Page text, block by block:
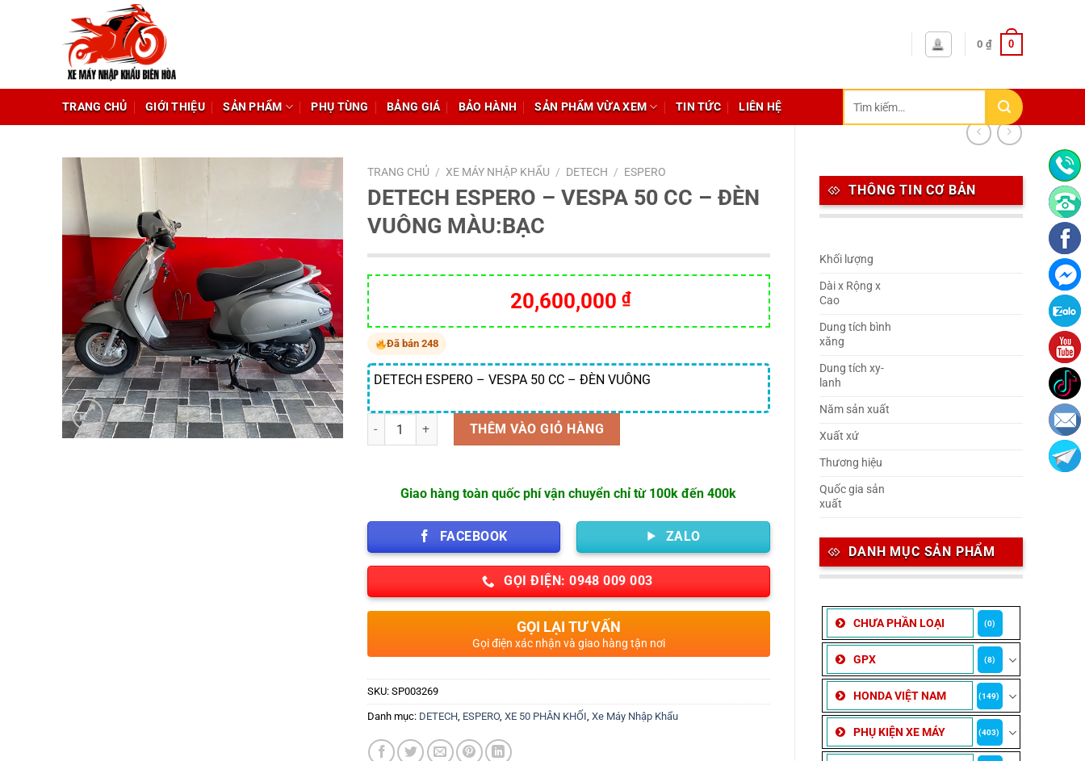
0 ₫ 0
TRANG CHỦ GIỚI THIỆU SẢN PHẨM PHỤ TÙNG BẢNG GIÁ BẢO HÀNH SẢN PHẨM VỪA XEM TIN TỨC LIÊN HỆ
kiếm:
THÔNG TIN CƠ BẢN
Khối lượng
Dài x Rộng x
Cao
Dung tích bình
xăng
Dung tích xy-
lanh
Năm sản xuất
Xuất xứ
Thương hiệu
Quốc gia sản
xuất
DANH MỤC SẢN PHẨM
CHƯA PHẦN LOẠI (0)
GPX (8)
HONDA VIỆT NAM (149)
PHỤ KIỆN XE MÁY (403)
TRANG CHỦ / XE MÁY NHẬP KHẨU / DETECH / ESPERO
DETECH ESPERO – VESPA 50 CC – ĐÈN
VUÔNG MÀU:BẠC
20,600,000 ₫
Đã bán 248
DETECH ESPERO – VESPA 50 CC – ĐÈN VUÔNG
Số lượng THÊM VÀO GIỎ HÀNG
Giao hàng toàn quốc phí vận chuyển chỉ từ 100k đến 400k
FACEBOOK ZALO
GỌI ĐIỆN: 0948 009 003
GỌI LẠI TƯ VẤN
Gọi điện xác nhận và giao hàng tận nơi
SKU: SP003269
Danh mục: DETECH, ESPERO, XE 50 PHÂN KHỐI Xe Máy Nhập Khẩu